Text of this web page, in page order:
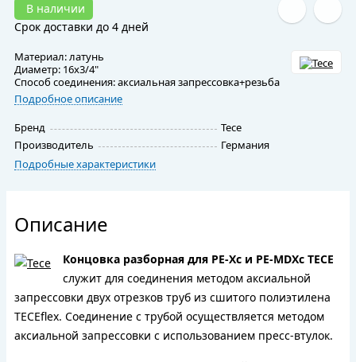
В наличии
Срок доставки до 4 дней
Материал: латунь
Диаметр: 16x3/4"
Способ соединения: аксиальная запрессовка+резьба
Подробное описание
Бренд
Tece
Производитель
Германия
Подробные характеристики
Описание
Концовка разборная для PE-Xc и PE-MDXс TECE
служит для соединения методом аксиальной
запрессовки двух отрезков труб из сшитого полиэтилена
TECEflex. Соединение с трубой осуществляется методом
аксиальной запрессовки с использованием пресс-втулок.